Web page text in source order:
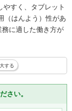
すく、タブレット
（はんよう）性があ
に適した働き方が
する
さい。